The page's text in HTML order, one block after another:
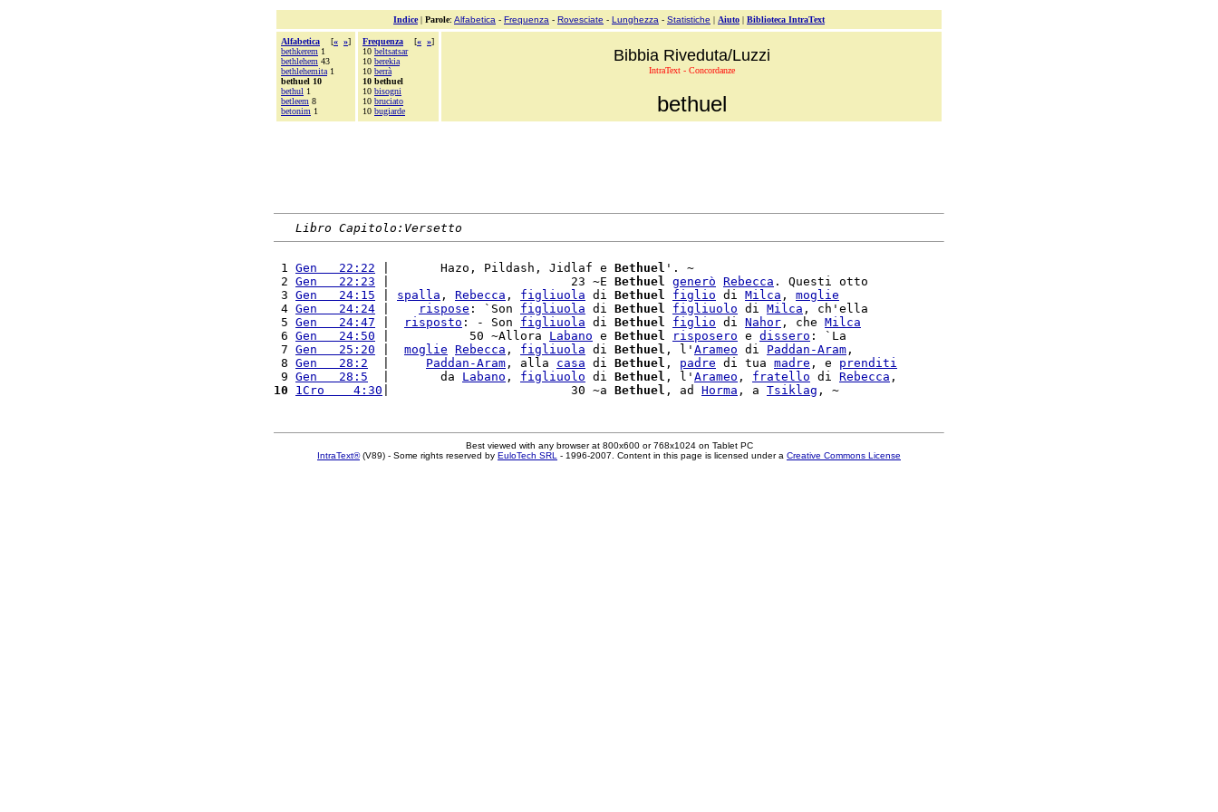
Indice| Parole: Alfabetica - Frequenza - Rovesciate - Lunghezza - Statistiche | Aiuto | Biblioteca IntraText
Alfabetica [« »]
bethkerem 1
bethlehem 43
bethlehemita 1
bethuel 10
bethul 1
betleem 8
betonim 1
Frequenza [« »]
10 beltsatsar
10 berekia
10 berrà
10 bethuel
10 bisogni
10 bruciato
10 bugiarde
Bibbia Riveduta/Luzzi
IntraText - Concordanze
bethuel
Libro Capitolo:Versetto
1 Gen   22:22 |       Hazo, Pildash, Jidlaf e Bethuel '. ~
2 Gen   22:23 |                         23 ~E Bethuel generò Rebecca . Questi otto
3 Gen   24:15 spalla , Rebecca , figliuola di Bethuel figlio di Milca , moglie
4 Gen   24:24 rispose : `Son figliuola di Bethuel figliuolo di Milca , ch'ella
5 Gen   24:47 risposto : - Son figliuola di Bethuel figlio di Nahor , che Milca
6 Gen   24:50 |           50 ~Allora Labano e Bethuel risposero e dissero : `La
7 Gen   25:20 moglie Rebecca , figliuola di Bethuel , l' Arameo di Paddan-Aram ,
8 Gen   28:2 Paddan-Aram , alla casa di Bethuel , padre di tua madre , e prenditi
9 Gen   28:5
  |       da
Labano , figliuolo di Bethuel , l' Arameo , fratello di Rebecca
10
1Cro    4:30 |                         30 ~a Bethuel , ad Horma , a Tsiklag
Best viewed with any browser at 800x600 or 768x1024 on Tablet PC
IntraText®(V89) - Some rights reserved by EuloTech SRL - 1996-2007. Content in this page is licensed under a Creative Commons License